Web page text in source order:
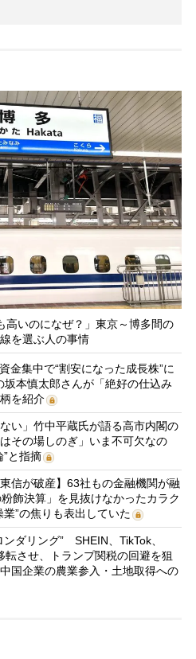
高いのになぜ？」東京～博多間の
を選ぶ人の事情
金集中で“割安になった成長株”に
本慎太郎さんが「絶好の仕込み
を紹介
い」竹中平蔵氏が語る高市内閣の
その場しのぎ」いま不可欠なの
”と指摘
信が破産】63社もの金融機関が融
飾決算」を見抜けなかったカラク
”の焦りも表出していた
ダリング” SHEIN、TikTok、
させ、トランプ関税の回避を狙
国企業の農業参入・土地取得への